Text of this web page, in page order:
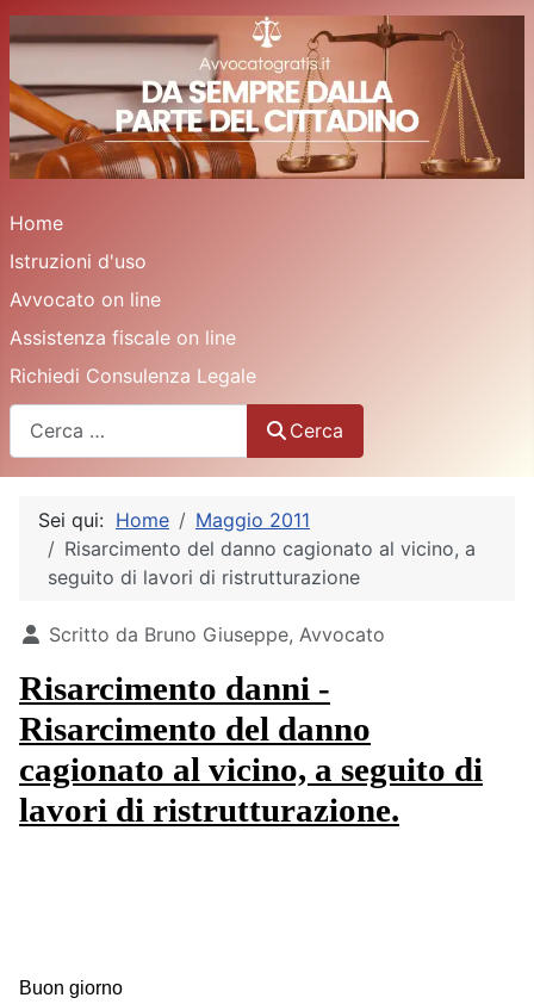
Home
Istruzioni d'uso
Avvocato on line
Assistenza fiscale on line
Richiedi Consulenza Legale
Cerca
Sei qui: Home
Maggio 2011
Risarcimento del danno cagionato al vicino, a
seguito di lavori di ristrutturazione
Dettagli
Scritto da Bruno Giuseppe, Avvocato
Risarcimento danni -
Risarcimento del danno
cagionato al vicino, a seguito di
lavori di ristrutturazione.
Buon giorno